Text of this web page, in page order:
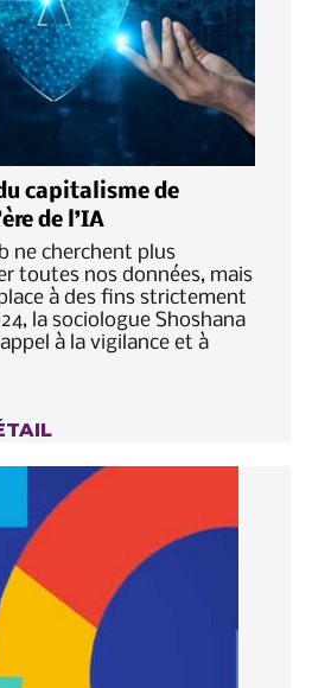
capitalisme de
de l’IA
ne cherchent plus
toutes nos données, mais
à des fins strictement
la sociologue Shoshana
à la vigilance et à